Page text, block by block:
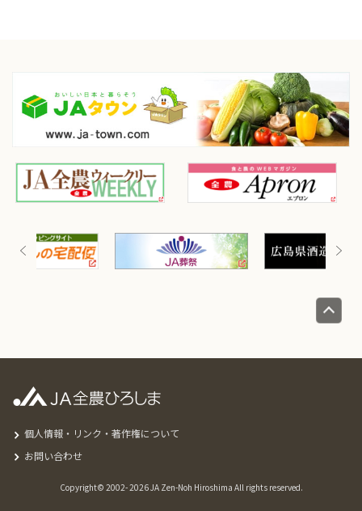
Copyright© 2002-2026 JA Zen-Noh Hiroshima All rights reserved.
個人情報・リンク・著作権について
お問い合わせ